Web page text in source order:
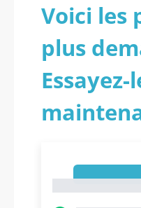
Voici les
plus
Essayez-